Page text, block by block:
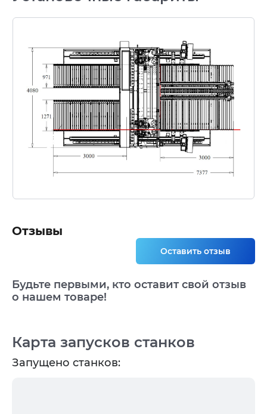
Карта запусков станков
Запущено станков:
Отзывы
Оставить отзыв
Будьте первыми, кто оставит свой отзыв
о нашем товаре!